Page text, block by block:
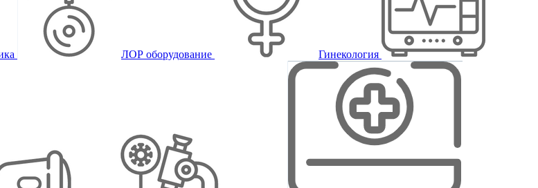
ЛОР оборудование Гинекология